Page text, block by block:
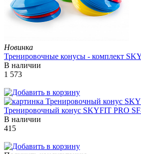
Новинка
Тренировочные конусы - комплект
В наличии
1 573
Тренировочный конус SKYFIT PRO
В наличии
415